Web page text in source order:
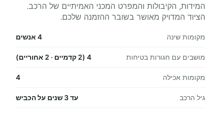
המידות, הקיבולות והמפרט המכני האמיתיים של הרכב.
הציוד המדויק מאושר בשובר ההזמנה שלכם.
מקומות שינה 4 אנשים
מושבים עם חגורות בטיחות 4 (2 קדמיים · 2 אחוריים)
מקומות אכילה 4
גיל הרכב עד 3 שנים על הכביש